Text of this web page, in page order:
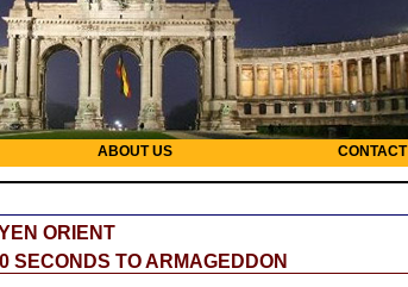
ABOUT US CONTACT
ORIENT
SECONDS TO ARMAGEDDON